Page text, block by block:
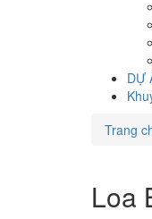
DỰ
Trang
Loa